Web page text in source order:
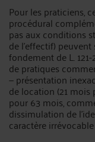
Pour les praticiens,
procédural
pas aux conditions
de l’effectif)
fondement de L.
de pratiques
— présentation
de location (21
pour 63 mois,
dissimulation de
caractère